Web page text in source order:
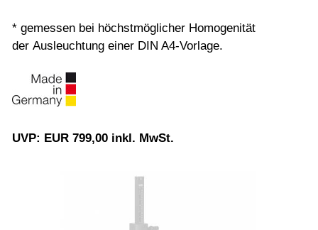
* gemessen bei höchstmöglicher Homogenität
der Ausleuchtung einer DIN A4-Vorlage.
UVP: EUR 799,00 inkl. MwSt.